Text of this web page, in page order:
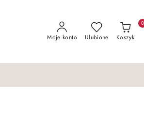
Moje konto Ulubione Koszyk
0